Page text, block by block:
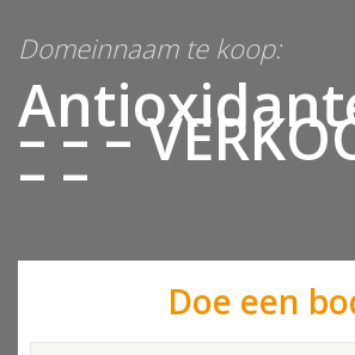
Domeinnaam te koop:
– – –
– –
Doe een